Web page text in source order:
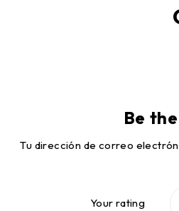
Be
Tu dirección de correo
Your rating